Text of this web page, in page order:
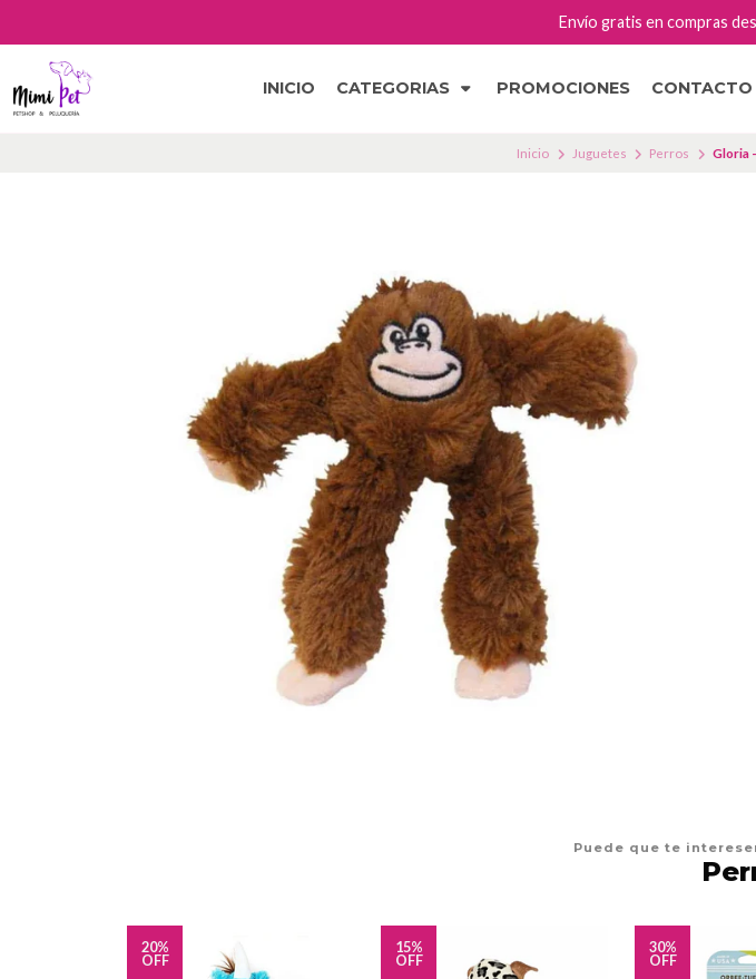
INICIO CATEGORIAS PROMOCIONES CONTACTO
Envío gratis en compras
Inicio Juguetes Perros Gloria
Puede que te
20%
OFF
15%
OFF
30%
OFF